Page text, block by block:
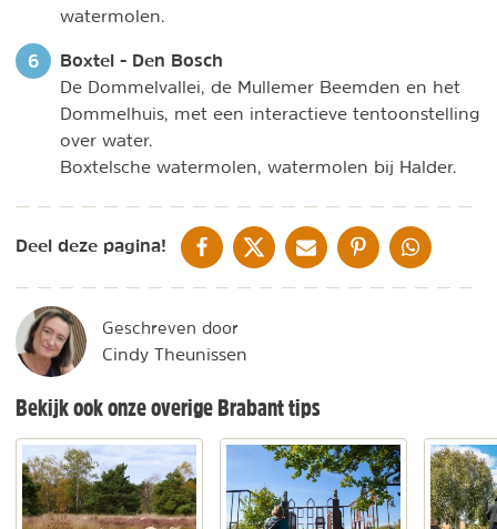
watermolen.
Boxtel - Den Bosch
De Dommelvallei, de Mullemer Beemden en het
Dommelhuis, met een interactieve tentoonstelling
over water.
Boxtelsche watermolen, watermolen bij Halder.
Deel deze pagina! DELEN OP FACEBOOK
DELEN OP XDELEN VIA DE MAIL
DELEN OP PINTEREST
DELEN OP
Geschreven door
Cindy Theunissen
Bekijk ook onze overige Brabant tips